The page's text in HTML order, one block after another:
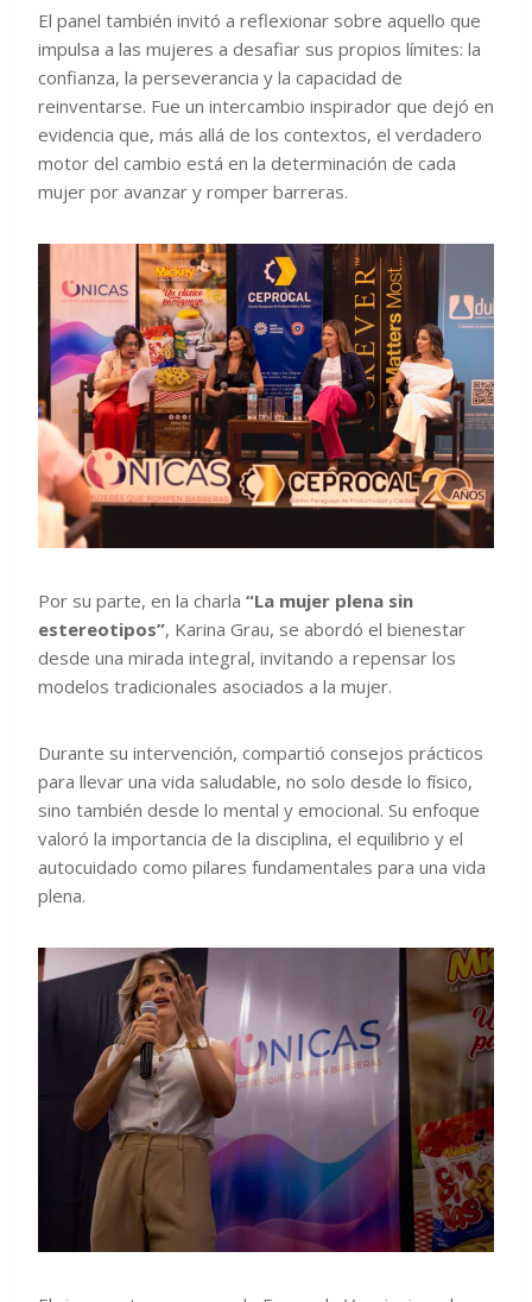
El panel también invitó a reflexionar sobre aquello que
impulsa a las mujeres a desafiar sus propios límites: la
confianza, la perseverancia y la capacidad de
reinventarse. Fue un intercambio inspirador que dejó en
evidencia que, más allá de los contextos, el verdadero
motor del cambio está en la determinación de cada
mujer por avanzar y romper barreras.
Por su parte, en la charla “La mujer plena sin
estereotipos”, Karina Grau, se abordó el bienestar
desde una mirada integral, invitando a repensar los
modelos tradicionales asociados a la mujer.
Durante su intervención, compartió consejos prácticos
para llevar una vida saludable, no solo desde lo físico,
sino también desde lo mental y emocional. Su enfoque
valoró la importancia de la disciplina, el equilibrio y el
autocuidado como pilares fundamentales para una vida
plena.